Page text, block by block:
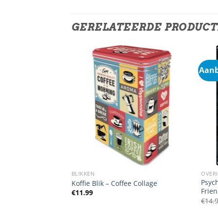
GERELATEERDE
BLIKKEN
Koffie Blik – Coffee Collage
€11.99
€